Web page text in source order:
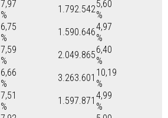
7,97
%
1.792.5425,60
%
6,75
%
1.590.6464,97
%
7,59
%
2.049.8656,40
%
6,66
%
3.263.601 10,19
%
7,51
%
1.597.871 4,99
%